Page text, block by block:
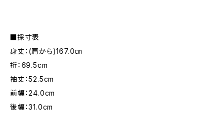
■採寸表
身丈：(肩から)167.0㎝
裄：69.5cm
袖丈：52.5cm
前幅：24.0cm
後幅：31.0cm